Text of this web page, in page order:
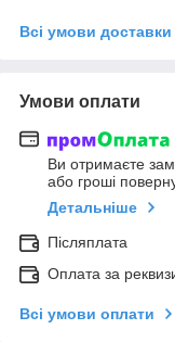
Всі умови доставки
Умови оплати
Ви отримаєте
або гроші
Детальніше
Післяплата
Оплата за
Всі умови оплати